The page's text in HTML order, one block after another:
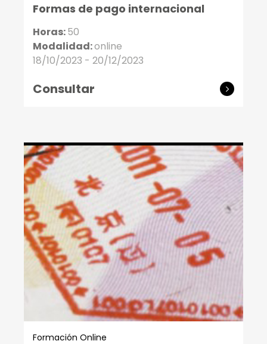
Formas de pago internacional
Horas:50
Modalidad:online
18/10/2023 - 20/12/2023
Consultar
Formación Online